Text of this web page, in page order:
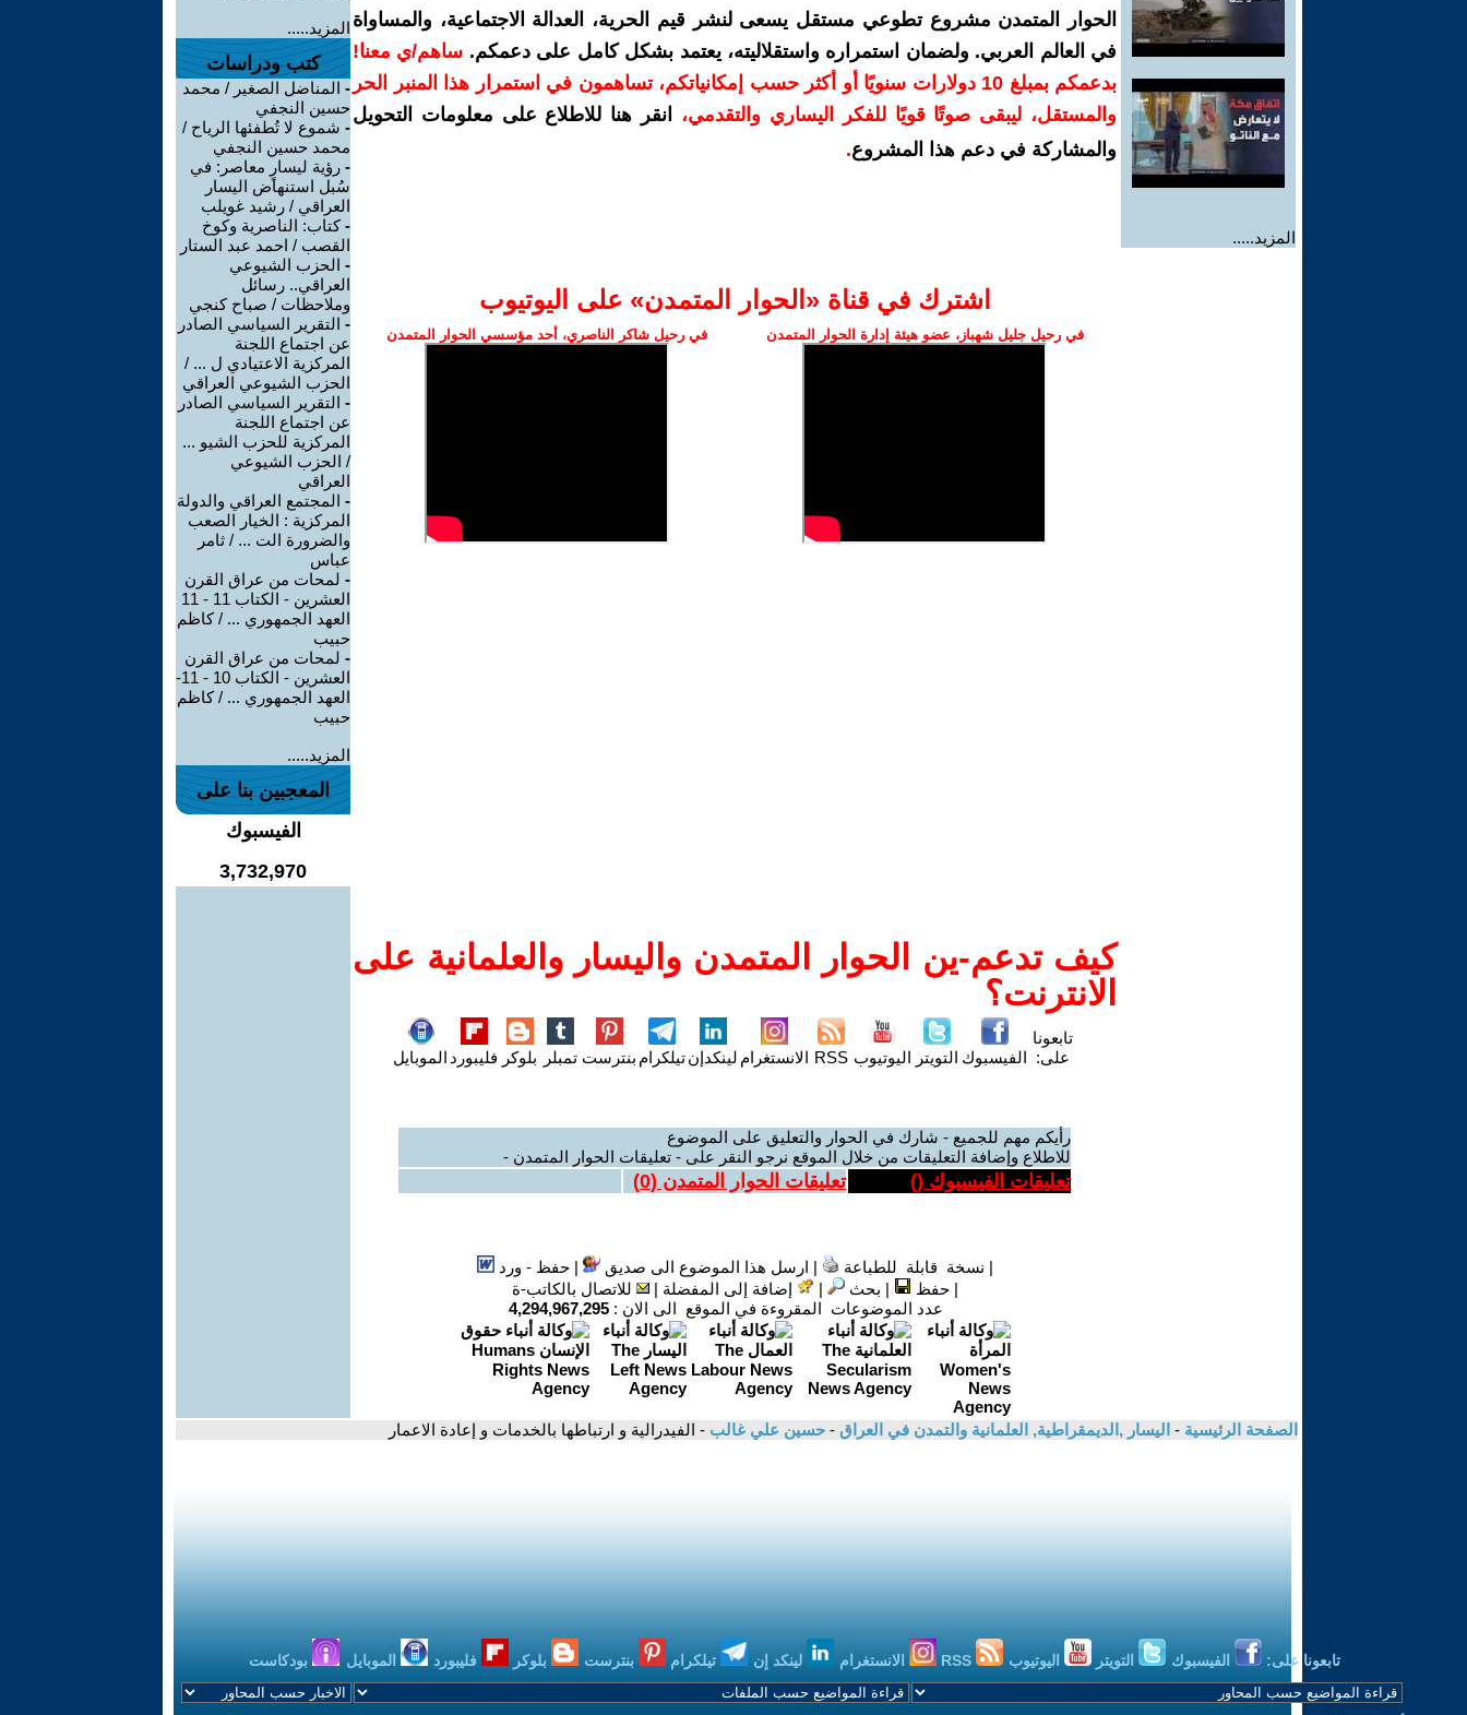
المزيد.....
الحوار المتمدن مشروع تطوعي مستقل يسعى لنشر قيم الحرية، العدالة الاجتماعية، والمساواة
في العالم العربي. ولضمان استمراره واستقلاليته، يعتمد بشكل كامل على دعمكم. ساهم/ي معنا!
بدعمكم بمبلغ 10 دولارات سنويًا أو أكثر حسب إمكانياتكم، تساهمون في استمرار هذا المنبر الحر
والمستقل، ليبقى صوتًا قويًا للفكر اليساري والتقدمي،
انقر هنا للاطلاع على معلومات التحويل
والمشاركة في دعم هذا المشروع.
اشترك في قناة ‫«الحوار المتمدن» على اليوتيوب
في رحيل جليل شهباز، عضو هيئة إدارة الحوار المتمدن في رحيل شاكر الناصري، أحد مؤسسي الحوار المتمدن
كيف تدعم-ين الحوار المتمدن واليسار والعلمانية على
الانترنت؟
تابعونا
على: الفيسبوك التويتر اليوتيوب RSS الانستغرام لينكدإنتيلكرام بنترست تمبلر بلوكر فليبورد الموبايل
رأيكم مهم للجميع - شارك في الحوار والتعليق على الموضوع
للاطلاع وإضافة التعليقات من خلال الموقع نرجو النقر على - تعليقات الحوار المتمدن -
تعليقات الفيسبوك () تعليقات الحوار المتمدن (0
)
| نسخة قابلة للطباعة | ارسل هذا الموضوع الى صديق |حفظ - ورد
|حفظ | بحث | إضافة إلى المفضلة |
للاتصال بالكاتب-ة
عدد الموضوعات المقروءة في الموقع الى الان : 4,294,967,295
المزيد.....
كتب ودراسات
- المناضل الصغير / محمد
حسين النجفي
- شموع لا تُطفئها الرياح /
محمد حسين النجفي
- رؤية ليسارٍ معاصر: في
سُبل استنهاض اليسار
العراقي / رشيد غويلب
-كتاب: الناصرية وكوخ
القصب / احمد عبد الستار
- الحزب الشيوعي
العراقي.. رسائل
وملاحظات / صباح كنجي
- التقرير السياسي الصادر
عن اجتماع اللجنة
المركزية الاعتيادي ل ... /
الحزب الشيوعي العراقي
- التقرير السياسي الصادر
عن اجتماع اللجنة
المركزية للحزب الشيو ...
/ الحزب الشيوعي
العراقي
- المجتمع العراقي والدولة
المركزية : الخيار الصعب
والضرورة الت ... / ثامر
عباس
- لمحات من عراق القرن
العشرين - الكتاب 11 - 11
العهد الجمهوري ... / كاظم
حبيب
- لمحات من عراق القرن
العشرين - الكتاب 10 - 11-
العهد الجمهوري ... / كاظم
حبيب
المزيد.....
المعجبين بنا على
الفيسبوك
3,732,970
الصفحة الرئيسية - اليسار ,الديمقراطية, العلمانية والتمدن في العراق - حسين علي غالب - الفيدرالية و ارتباطها بالخدمات و إعادة الاعمار
تابعونا على: الفيسبوك التويتر اليوتيوب الانستغرام لينكد إن تيلكرام بنترست بلوكر فليبورد الموبايل بودكاست